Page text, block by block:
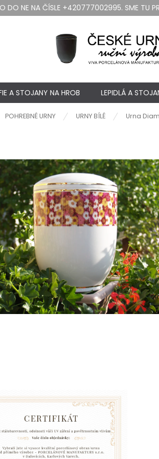
DO NE NA ČÍSLE +420777002995. SME TU
A STOJANY NA HROB LEPIDLÁ A
POHREBNÉ URNY URNY BÍLÉ Urna